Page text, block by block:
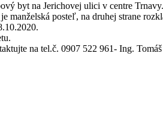
byt na Jerichovej ulici v centre
manželská posteľ, na druhej strane
na tel.č. 0907 522 961- Ing.